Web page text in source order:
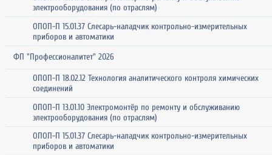
электрооборудования (по отраслям)
ОПОП-П 15.01.37 Слесарь-наладчик контрольно-измерительных
приборов и автоматики
ФП "Профессионалитет" 2026
ОПОП-П 18.02.12 Технология аналитического контроля химических
соединений
ОПОП-П 13.01.10 Электромонтёр по ремонту и обслуживанию
электрооборудования (по отраслям)
ОПОП-П 15.01.37 Слесарь-наладчик контрольно-измерительных
приборов и автоматики